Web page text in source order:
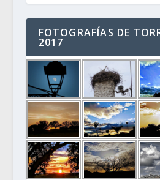
FOTOGRAFÍAS DE
2017